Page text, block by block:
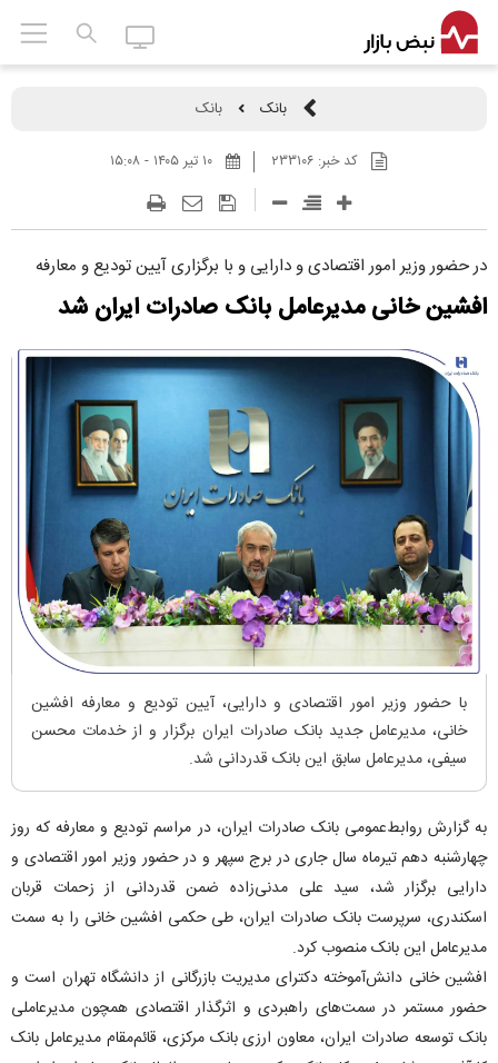
بانک بانک
کد خبر:۲۳۳۱۰۶ ۱۰ تير ۱۴۰۵ - ۱۵:۰۸
در حضور وزیر امور اقتصادی و دارایی و با برگزاری آیین تودیع و معارفه
افشین خانی مدیرعامل بانک صادرات ایران شد
​​با حضور وزیر امور اقتصادی و دارایی، آیین تودیع و معارفه افشین
خانی، مدیرعامل جدید بانک صادرات ایران برگزار و از خدمات محسن
سیفی، مدیرعامل سابق این بانک قدردانی شد.
به گزارش روابط‌عمومی بانک صادرات ایران، در مراسم تودیع و معارفه که روز
چهارشنبه دهم تیرماه سال جاری در برج سپهر و در حضور وزیر امور اقتصادی و
دارایی برگزار شد، سید علی مدنی‌زاده ضمن قدردانی از زحمات قربان
اسکندری، سرپرست بانک صادرات ایران، طی حکمی افشین خانی را به سمت
مدیرعامل این بانک منصوب کرد.
افشین خانی دانش‌آموخته دکترای مدیریت بازرگانی از دانشگاه تهران است و
حضور مستمر در سمت‌های راهبردی و اثرگذار اقتصادی همچون مدیرعاملی
بانک توسعه صادرات ایران، معاون ارزی بانک مرکزی، قائم‌مقام مدیرعامل بانک